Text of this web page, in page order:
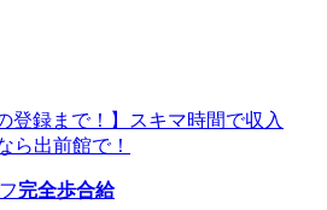
登録まで！】スキマ時間で収入
ら出前館で！
完全歩合給